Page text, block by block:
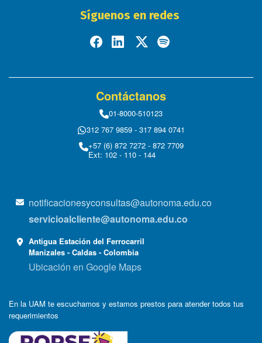
Síguenos en redes
Contáctanos
01-8000-510123
312 767 9859 - 317 894 0741
+57 (6) 872 7272 - 872 7709
Ext: 102 - 110 - 144
notificacionesyconsultas@autonoma.edu.co
servicioalcliente@autonoma.edu.co
Antigua Estación del Ferrocarril
Manizales - Caldas - Colombia
Ubicación en Google Maps
En la UAM te escuchamos y estamos prestos para atender todos tus
requerimientos